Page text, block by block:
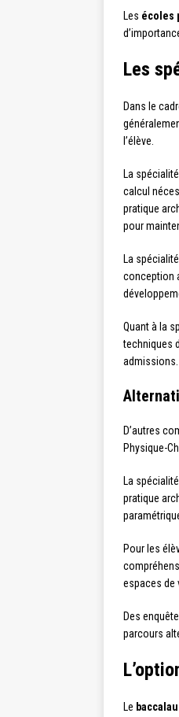
Les écoles
Les
Dans le
l’élève.
La spécialité
calcul
pratique
pour
La spécialité
conception
Quant à la
techniques
admissions.
D’autres
Physique-
La spécialité
pratique
Pour les
espaces de
Des
parcours
Le